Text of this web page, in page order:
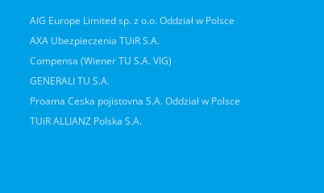
AIG Europe Limited sp. z o.o. Oddział w Polsce
AXA Ubezpieczenia TUiR S.A.
Compensa (Wiener TU S.A. VIG)
GENERALI TU S.A.
Proama Ceska pojistovna S.A. Oddział w Polsce
TUiR ALLIANZ Polska S.A.